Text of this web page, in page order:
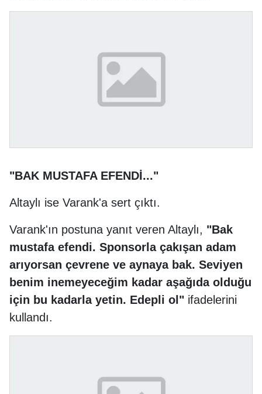
"BAK MUSTAFA EFENDİ..."
Altaylı ise Varank'a sert çıktı.
Varank'ın postuna yanıt veren Altaylı, "Bak
mustafa efendi. Sponsorla çakışan adam
arıyorsan çevrene ve aynaya bak. Seviyen
benim inemeyeceğim kadar aşağıda olduğu
için bu kadarla yetin. Edepli ol" ifadelerini
kullandı.